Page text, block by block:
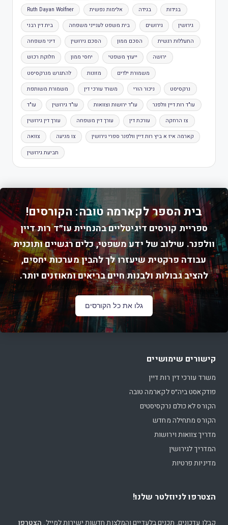
Ruth Dayan Wolfner אלימות נפשית בגידה בגידות
בית דין רבני בית משפט לענייני משפחה גירושים גירושין
דיני משפחה הסכם גירושין הסכם ממון התעללות רגשית
חלוקת רכוש יחסי ממון ייעוץ משפטי ירושה
להתגרש מנרקסיסט מזונות משמורת ילדים
משמורת משותפת משרד עורכי דין ניכור הורי נרקסיסט
עו"ד עו"ד גירושין עו"ד ירושות וצוואות עו"ד רות דיין וולפנר
עורך דין גירושין עורך דין משפחה עורכת דין צו הרחקה
צוואה צו מניעה קארמה איז א ביץ רות דיין וולפנר ספרי גירושין
תביעת גירושין
בית הספר לקארמה טובה: הקורסים!
ספריית קורסים דיגיטליים בהנחיית עו״ד רות דיין
וולפנר. שילוב של ידע משפטי, כלים רגשיים ותוכנית
עבודה פרקטית שיעזרו לך להבין מערכות יחסים,
להציב גבולות ולבנות חיים בריאים ומאוזנים יותר.
גלו את כל הקורסים
קישורים שימושיים
משרד עורכי דין רות דיין
פודקאסט ביה״ס לקארמה טובה
הקורס לא כולם נרקסיסטים
הקורס מתחילה מחדש
מדריך צוואות וירושות
המדריך לגירושין
מדיניות פרטיות
הצטרפו לניוזלטר שלנו!